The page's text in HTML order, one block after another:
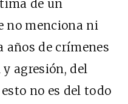
de un
no menciona ni
años de crímenes
y agresión, del
no es del todo